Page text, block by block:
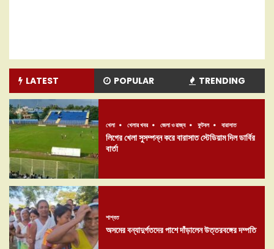
LATEST POPULAR TRENDING
খেলা খেলার খবর জেলা ও রাজ্য ফুটবল বারাসাত
লিগের খেলা সুসম্পন্ন করে বারাসাত স্টেডিয়াম দিল ডার্বির
বার্তা
শাশ্বত
অসমের বন্যাদুর্গতদের পাশে দাঁড়ালেন উত্তরবঙ্গের দম্পতি